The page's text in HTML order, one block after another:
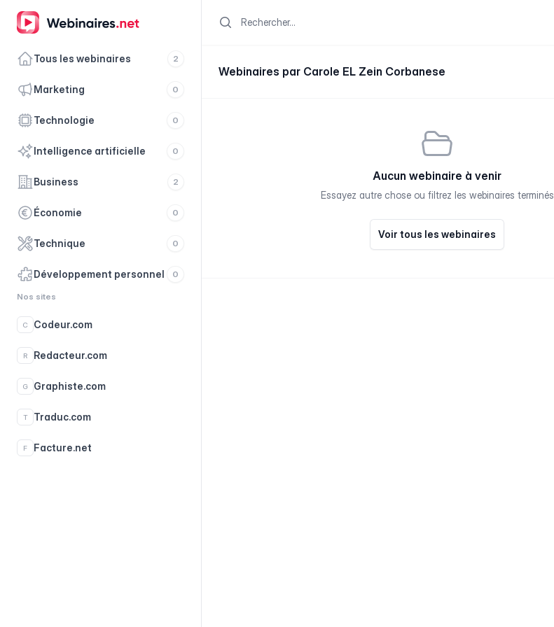
Tous les webinaires 2
marketing 0
technologie 0
intelligence artificielle 0
business 2
économie 0
technique 0
développement personnel 0
Nos sites
C Codeur.com
R Redacteur.com
G Graphiste.com
T Traduc.com
F Facture.net
Search
Webinaires par Carole EL Zein Corbanese
Aucun webinaire à venir
Essayez autre chose ou filtrez les webinaires terminés
Voir tous les webinaires